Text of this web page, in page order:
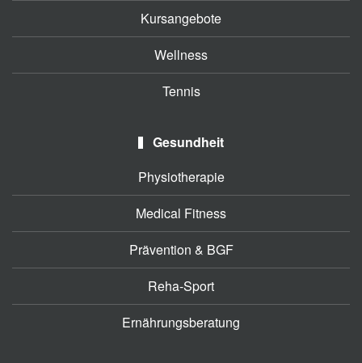
Kursangebote
Wellness
Tennis
Gesundheit
Physiotherapie
Medical Fitness
Prävention & BGF
Reha-Sport
Ernährungsberatung